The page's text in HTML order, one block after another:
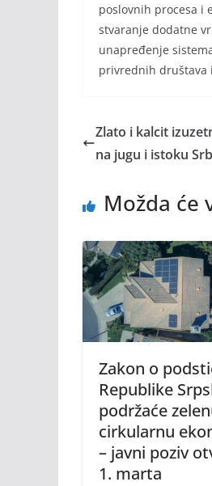
poslovnih procesa i
stvaranje dodatne
unapređenje
privrednih društava
Zlato i kalcit
na jugu i istoku
Možda će
Zakon o
Republike
podržaće
cirkularnu
– javni poziv
1. marta